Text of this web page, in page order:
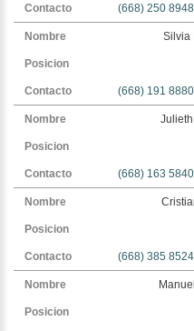
(668) 250 8948
Silvia
(668) 191 8880
(668) 163 5840
(668) 385 8524